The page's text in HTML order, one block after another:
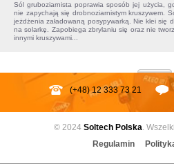
Sól gruboziarnista poprawia sposób jej użycia,
nie zapychają się drobnoziarnistym kruszywem.
jeżdżenia załadowaną posypywarką. Nie klei się
na solarkę. Zapobiega zbrylaniu się oraz nie
innymi kruszywami...
(+48) 12 333 73 21
© 2024 Soltech Polska.
Regulamin